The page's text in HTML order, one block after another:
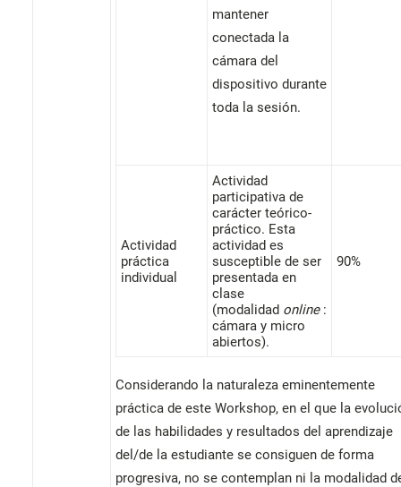
mantener
conectada la
cámara del
dispositivo durante
toda la sesión.
Actividad
práctica
individual
Actividad
participativa de
carácter teórico-
práctico. Esta
actividad es
susceptible de ser
presentada en
clase
(modalidad online:
cámara y micro
abiertos).
90%
Considerando la naturaleza eminentemente
práctica de este Workshop, en el que la
de las habilidades y resultados del aprendizaje
del/de la estudiante se consiguen de forma
progresiva, no se contemplan ni la modalidad